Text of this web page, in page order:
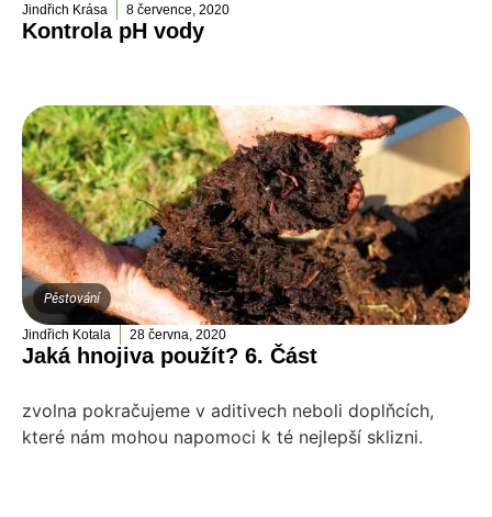
Jindřich Krása 8 července, 2020
Kontrola pH vody
Pěstování
Jindřich Kotala 28 června, 2020
Jaká hnojiva použít? 6. Část
zvolna pokračujeme v aditivech neboli doplňcích,
které nám mohou napomoci k té nejlepší sklizni.